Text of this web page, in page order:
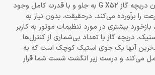
چیزی در مورد گیر کردن دریچه گاز G X52 به جلو و با قدرت کامل وجود
را برآورده می‌کند. درحقیقت، بدون نیاز به
برداشتن چشم از HUD، بازخورد بیشتری در مورد تنظیمات موتور به کاربر
دریچه گاز با تعداد بی‌شماری از کنترل‌ها
آنها یک جوی استیک کوچک است که به
می‌کند و درست زیر انگشت شست شما قرار